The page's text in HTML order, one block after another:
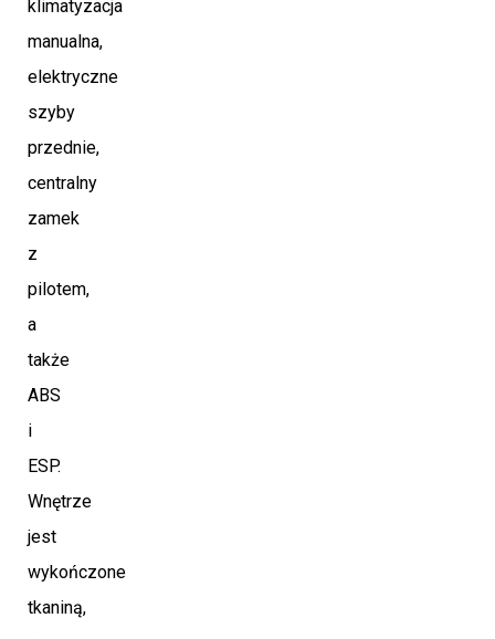
klimatyzacja
manualna,
elektryczne
szyby
przednie,
centralny
zamek
z
pilotem,
a
także
ABS
i
ESP.
Wnętrze
jest
wykończone
tkaniną,